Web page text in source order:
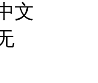
文